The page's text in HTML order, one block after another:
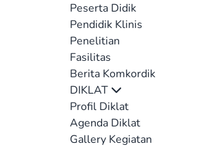
Peserta Didik
Pendidik Klinis
Penelitian
Fasilitas
Berita Komkordik
DIKLAT
Profil Diklat
Agenda Diklat
Gallery Kegiatan